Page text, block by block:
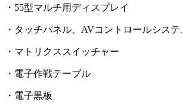
・55型マルチ用ディスプレイ
・タッチパネル、AVコントロールシステ
・マトリクススイッチャー
・電子作戦テーブル
・電子黒板